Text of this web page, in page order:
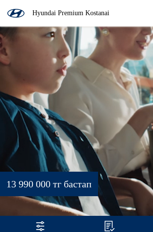
Hyundai Premium Kostanai
13 990 000 тг бастап